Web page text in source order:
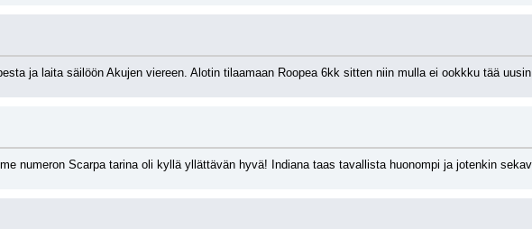
ja laita säilöön Akujen viereen. Alotin tilaamaan Roopea 6kk sitten niin mulla ei ookkku tää
numeron Scarpa tarina oli kyllä yllättävän hyvä! Indiana taas tavallista huonompi ja jotenkin